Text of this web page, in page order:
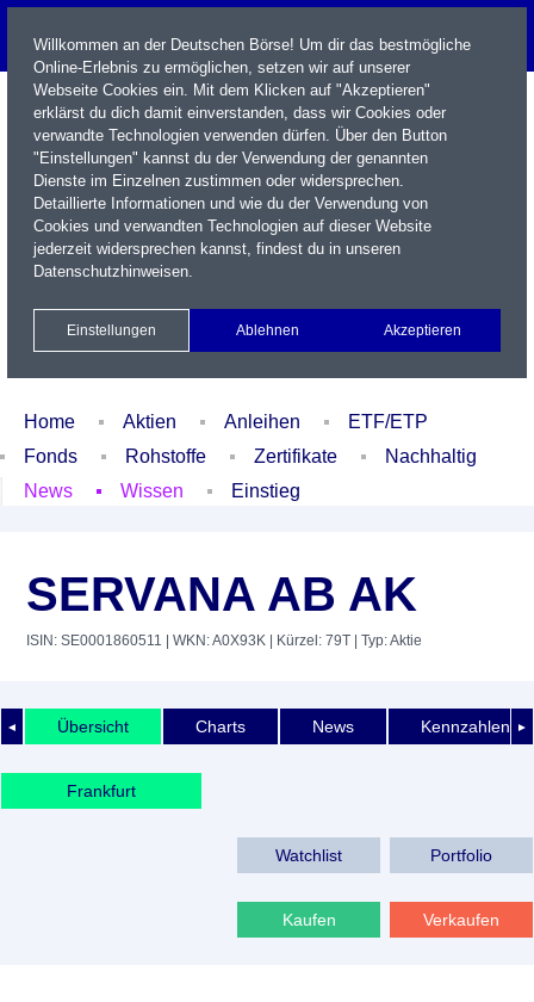
Name / WKN / ISIN / Kürzel
Xetra Realtime
Watchlist Portfolio Login
Home Aktien Anleihen
ETF/ETP
Fonds
Rohstoffe Zertifikate
Nachhaltig
News
Wissen Einstieg
SERVANA AB AK
ISIN: SE0001860511 | WKN: A0X93K | Kürzel: 79T | Typ: Aktie
◄ ►
Übersicht Charts News Kennzahlen
Frankfurt
Watchlist Portfolio
Kaufen Verkaufen
Willkommen an der Deutschen Börse! Um dir das bestmögliche
Online-Erlebnis zu ermöglichen, setzen wir auf unserer
Webseite Cookies ein. Mit dem Klicken auf "Akzeptieren"
erklärst du dich damit einverstanden, dass wir Cookies oder
verwandte Technologien verwenden dürfen. Über den Button
"Einstellungen" kannst du der Verwendung der genannten
Dienste im Einzelnen zustimmen oder widersprechen.
Detaillierte Informationen und wie du der Verwendung von
Cookies und verwandten Technologien auf dieser Website
jederzeit widersprechen kannst, findest du in unseren
Datenschutzhinweisen.
Einstellungen Ablehnen Akzeptieren